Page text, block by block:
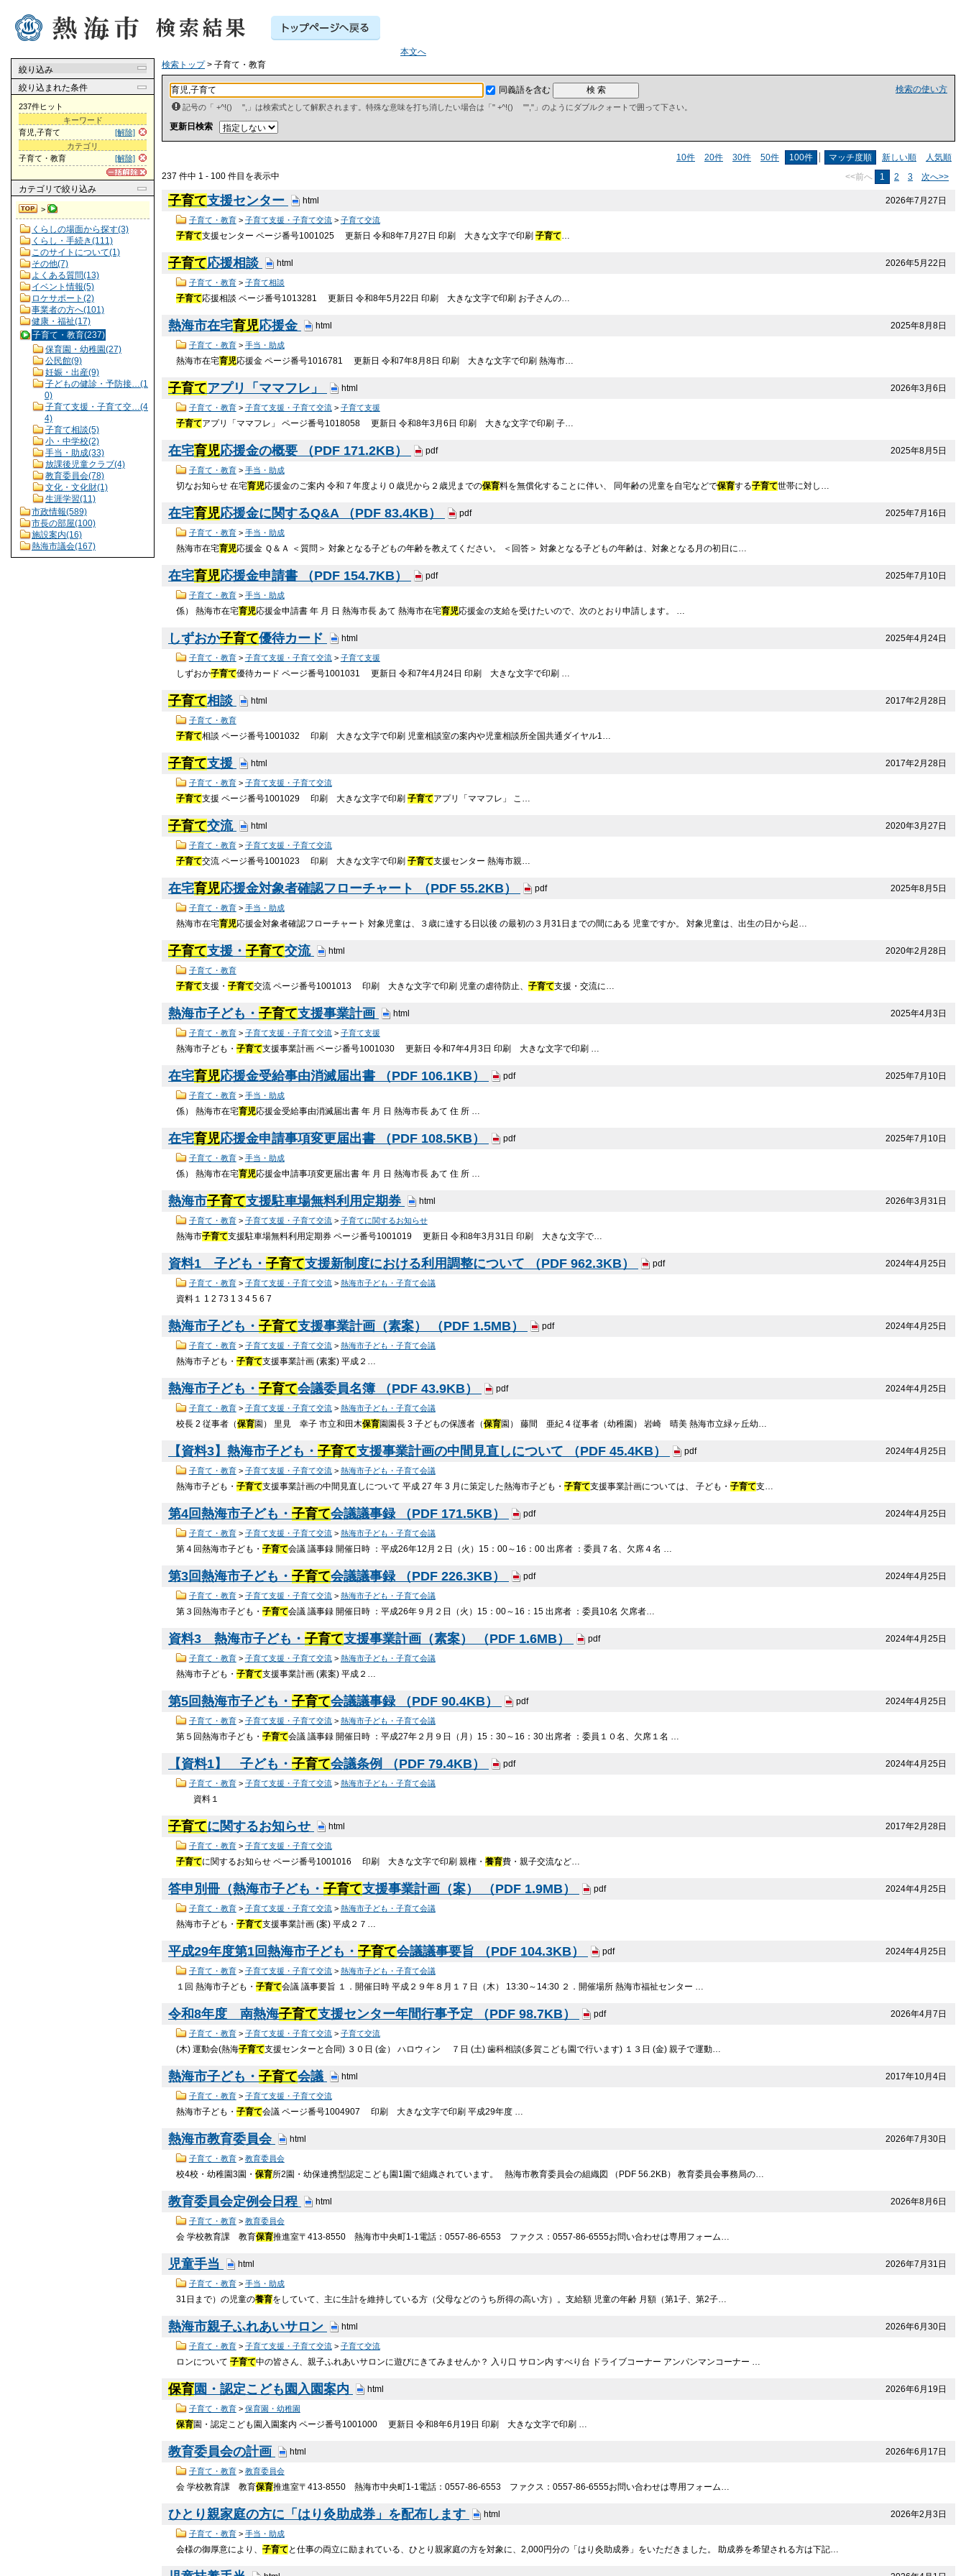
本文へ
絞り込み
絞り込まれた条件
237件ヒット
キーワード
[解除]
育児,子育て
カテゴリ
[解除]
子育て・教育
カテゴリ で絞り込み
>
くらしの場面から探す(3)
くらし・手続き(111)
このサイトについて(1)
その他(7)
よくある質問(13)
イベント情報(5)
ロケサポート(2)
事業者の方へ(101)
健康・福祉(17)
子育て・教育(237)
保育園・幼稚園(27)
公民館(9)
妊娠・出産(9)
子どもの健診・予防接…(1
0)
子育て支援・子育て交…(4
4)
子育て相談(5)
小・中学校(2)
手当・助成(33)
放課後児童クラブ(4)
教育委員会(78)
文化・文化財(1)
生涯学習(11)
市政情報(589)
市長の部屋(100)
施設案内(16)
熱海市議会(167)
検索トップ> 子育て・教育
検索の使い方
同義語を含む
記号の「 +^!() ",」は検索式として解釈されます。特殊な意味を打ち消したい場合は「" +^!() "","」のようにダブルクォートで囲って下さい。
更新日検索
10件 20件 30件 50件 100件 マッチ度順 新しい順
人気順
237 件中 1 - 100 件目を表示中
<<前へ 1 2 3 次へ>>
2026年7月27日
子育て支援センター html
子育て・教育> 子育て支援・子育て交流> 子育て交流
子育て支援センター ページ番号1001025 更新日 令和8年7月27日 印刷 大きな文字で印刷子育て…
2026年5月22日
子育て応援相談 html
子育て・教育> 子育て相談
子育て応援相談 ページ番号1013281 更新日 令和8年5月22日 印刷 大きな文字で印刷 お子さんの…
2025年8月8日
熱海市在宅育児応援金 html
子育て・教育> 手当・助成
熱海市在宅育児応援金 ページ番号1016781 更新日 令和7年8月8日 印刷 大きな文字で印刷 熱海市…
2026年3月6日
子育てアプリ「ママフレ」 html
子育て・教育> 子育て支援・子育て交流> 子育て支援
子育てアプリ「ママフレ」 ページ番号1018058 更新日 令和8年3月6日 印刷 大きな文字で印刷 子…
2025年8月5日
在宅育児応援金の概要 （PDF 171.2KB） pdf
子育て・教育> 手当・助成
切なお知らせ 在宅育児応援金のご案内 令和７年度より０歳児から２歳児までの保育料を無償化することに伴い、 同年齢の児童を自宅などで保育する子育て世帯に対し…
2025年7月16日
在宅育児応援金に関するQ&A （PDF 83.4KB） pdf
子育て・教育> 手当・助成
熱海市在宅育児応援金 Ｑ＆Ａ ＜質問＞ 対象となる子どもの年齢を教えてください。 ＜回答＞ 対象となる子どもの年齢は、対象となる月の初日に…
2025年7月10日
在宅育児応援金申請書 （PDF 154.7KB） pdf
子育て・教育> 手当・助成
係） 熱海市在宅育児応援金申請書 年 月 日 熱海市長 あて 熱海市在宅育児応援金の支給を受けたいので、次のとおり申請します。 …
2025年4月24日
しずおか子育て優待カード html
子育て・教育> 子育て支援・子育て交流> 子育て支援
しずおか子育て優待カード ページ番号1001031 更新日 令和7年4月24日 印刷 大きな文字で印刷 …
2017年2月28日
子育て相談 html
子育て・教育
子育て相談 ページ番号1001032 印刷 大きな文字で印刷 児童相談室の案内や児童相談所全国共通ダイヤル1…
2017年2月28日
子育て支援 html
子育て・教育> 子育て支援・子育て交流
子育て支援 ページ番号1001029 印刷 大きな文字で印刷子育てアプリ「ママフレ」 こ…
2020年3月27日
子育て交流 html
子育て・教育> 子育て支援・子育て交流
子育て交流 ページ番号1001023 印刷 大きな文字で印刷子育て支援センター 熱海市親…
2025年8月5日
在宅育児応援金対象者確認フローチャート （PDF 55.2KB） pdf
子育て・教育> 手当・助成
熱海市在宅育児応援金対象者確認フローチャート 対象児童は、３歳に達する日以後 の最初の３月31日までの間にある 児童ですか。 対象児童は、出生の日から起…
2020年2月28日
子育て支援・ 子育て交流 html
子育て・教育
子育て支援・子育て交流 ページ番号1001013 印刷 大きな文字で印刷 児童の虐待防止、子育て支援・交流に…
2025年4月3日
熱海市子ども・ 子育て支援事業計画 html
子育て・教育> 子育て支援・子育て交流> 子育て支援
熱海市子ども・子育て支援事業計画 ページ番号1001030 更新日 令和7年4月3日 印刷 大きな文字で印刷 …
2025年7月10日
在宅育児応援金受給事由消滅届出書 （PDF 106.1KB） pdf
子育て・教育> 手当・助成
係） 熱海市在宅育児応援金受給事由消滅届出書 年 月 日 熱海市長 あて 住 所 …
2025年7月10日
在宅育児応援金申請事項変更届出書 （PDF 108.5KB） pdf
子育て・教育> 手当・助成
係） 熱海市在宅育児応援金申請事項変更届出書 年 月 日 熱海市長 あて 住 所 …
2026年3月31日
熱海市子育て支援駐車場無料利用定期券 html
子育て・教育> 子育て支援・子育て交流> 子育てに関するお知らせ
熱海市子育て支援駐車場無料利用定期券 ページ番号1001019 更新日 令和8年3月31日 印刷 大きな文字で…
2024年4月25日
資料1 子ども・ 子育て支援新制度における利用調整について （PDF 962.3KB） pdf
子育て・教育> 子育て支援・子育て交流> 熱海市子ども・子育て会議
資料１ 1 2 73 1 3 4 5 6 7
2024年4月25日
熱海市子ども・ 子育て支援事業計画（素案） （PDF 1.5MB） pdf
子育て・教育> 子育て支援・子育て交流> 熱海市子ども・子育て会議
熱海市子ども・子育て支援事業計画 (素案) 平成２…
2024年4月25日
熱海市子ども・ 子育て会議委員名簿 （PDF 43.9KB） pdf
子育て・教育> 子育て支援・子育て交流> 熱海市子ども・子育て会議
校長 2 従事者（保育園） 里見 幸子 市立和田木保育園園長 3 子どもの保護者（保育園） 藤間 亜紀 4 従事者（幼稚園） 岩崎 晴美 熱海市立緑ヶ丘幼…
2024年4月25日
【資料3】熱海市子ども・ 子育て支援事業計画の中間見直しについて （PDF 45.4KB） pdf
子育て・教育> 子育て支援・子育て交流> 熱海市子ども・子育て会議
熱海市子ども・子育て支援事業計画の中間見直しについて 平成 27 年 3 月に策定した熱海市子ども・子育て支援事業計画については、 子ども・子育て支…
2024年4月25日
第4回熱海市子ども・ 子育て会議議事録 （PDF 171.5KB） pdf
子育て・教育> 子育て支援・子育て交流> 熱海市子ども・子育て会議
第４回熱海市子ども・子育て会議 議事録 開催日時 ：平成26年12月２日（火）15：00～16：00 出席者 ：委員７名、欠席４名 …
2024年4月25日
第3回熱海市子ども・ 子育て会議議事録 （PDF 226.3KB） pdf
子育て・教育> 子育て支援・子育て交流> 熱海市子ども・子育て会議
第３回熱海市子ども・子育て会議 議事録 開催日時 ：平成26年９月２日（火）15：00～16：15 出席者 ：委員10名 欠席者…
2024年4月25日
資料3 熱海市子ども・ 子育て支援事業計画（素案） （PDF 1.6MB） pdf
子育て・教育> 子育て支援・子育て交流> 熱海市子ども・子育て会議
熱海市子ども・子育て支援事業計画 (素案) 平成２…
2024年4月25日
第5回熱海市子ども・ 子育て会議議事録 （PDF 90.4KB） pdf
子育て・教育> 子育て支援・子育て交流> 熱海市子ども・子育て会議
第５回熱海市子ども・子育て会議 議事録 開催日時 ：平成27年２月９日（月）15：30～16：30 出席者 ：委員１０名、欠席１名 …
2024年4月25日
【資料1】 子ども・ 子育て会議条例 （PDF 79.4KB） pdf
子育て・教育> 子育て支援・子育て交流> 熱海市子ども・子育て会議
資料１
2017年2月28日
子育てに関するお知らせ html
子育て・教育> 子育て支援・子育て交流
子育てに関するお知らせ ページ番号1001016 印刷 大きな文字で印刷 親権・養育費・親子交流など…
2024年4月25日
答申別冊（熱海市子ども・ 子育て支援事業計画（案） （PDF 1.9MB） pdf
子育て・教育> 子育て支援・子育て交流> 熱海市子ども・子育て会議
熱海市子ども・子育て支援事業計画 (案) 平成２７…
2024年4月25日
平成29年度第1回熱海市子ども・ 子育て会議議事要旨 （PDF 104.3KB） pdf
子育て・教育> 子育て支援・子育て交流> 熱海市子ども・子育て会議
１回 熱海市子ども・子育て会議 議事要旨 １．開催日時 平成２９年８月１７日（木） 13:30～14:30 ２．開催場所 熱海市福祉センター …
2026年4月7日
令和8年度 南熱海子育て支援センター年間行事予定 （PDF 98.7KB） pdf
子育て・教育> 子育て支援・子育て交流> 子育て交流
(木) 運動会(熱海子育て支援センターと合同) ３０日 (金） ハロウィン ７日 (土) 歯科相談(多賀こども園で行います) １３日 (金) 親子で運動…
2017年10月4日
熱海市子ども・ 子育て会議 html
子育て・教育> 子育て支援・子育て交流
熱海市子ども・子育て会議 ページ番号1004907 印刷 大きな文字で印刷 平成29年度 …
2026年7月30日
熱海市教育委員会 html
子育て・教育> 教育委員会
校4校・幼稚園3園・保育所2園・幼保連携型認定こども園1園で組織されています。 熱海市教育委員会の組織図 （PDF 56.2KB） 教育委員会事務局の…
2026年8月6日
教育委員会定例会日程 html
子育て・教育> 教育委員会
会 学校教育課 教育保育推進室〒413-8550 熱海市中央町1-1電話：0557-86-6553 ファクス：0557-86-6555お問い合わせは専用フォーム…
2026年7月31日
児童手当 html
子育て・教育> 手当・助成
31日まで）の児童の養育をしていて、主に生計を維持している方（父母などのうち所得の高い方）。支給額 児童の年齢 月額（第1子、第2子…
2026年6月30日
熱海市親子ふれあいサロン html
子育て・教育> 子育て支援・子育て交流> 子育て交流
ロンについて子育て中の皆さん、親子ふれあいサロンに遊びにきてみませんか？ 入り口 サロン内 すべり台 ドライブコーナー アンパンマンコーナー …
2026年6月19日
保育園・認定こども園入園案内 html
子育て・教育> 保育園・幼稚園
保育園・認定こども園入園案内 ページ番号1001000 更新日 令和8年6月19日 印刷 大きな文字で印刷 …
2026年6月17日
教育委員会の計画 html
子育て・教育> 教育委員会
会 学校教育課 教育保育推進室〒413-8550 熱海市中央町1-1電話：0557-86-6553 ファクス：0557-86-6555お問い合わせは専用フォーム…
2026年2月3日
ひとり親家庭の方に「はり灸助成券」を配布します html
子育て・教育> 手当・助成
会様の御厚意により、子育て と仕事の両立に励まれている、ひとり親家庭の方を対象に、2,000円分の「はり灸助成券」をいただきました。 助成券を希望される方は下記…